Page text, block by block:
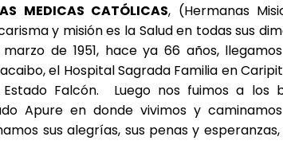
MEDICAS CATÓLICAS, (Hermanas
y misión es la Salud en todas sus
de 1951, hace ya 66 años,
el Hospital Sagrada Familia en
Falcón. Luego nos fuimos a los
Apure en donde vivimos y
sus alegrías, sus penas y